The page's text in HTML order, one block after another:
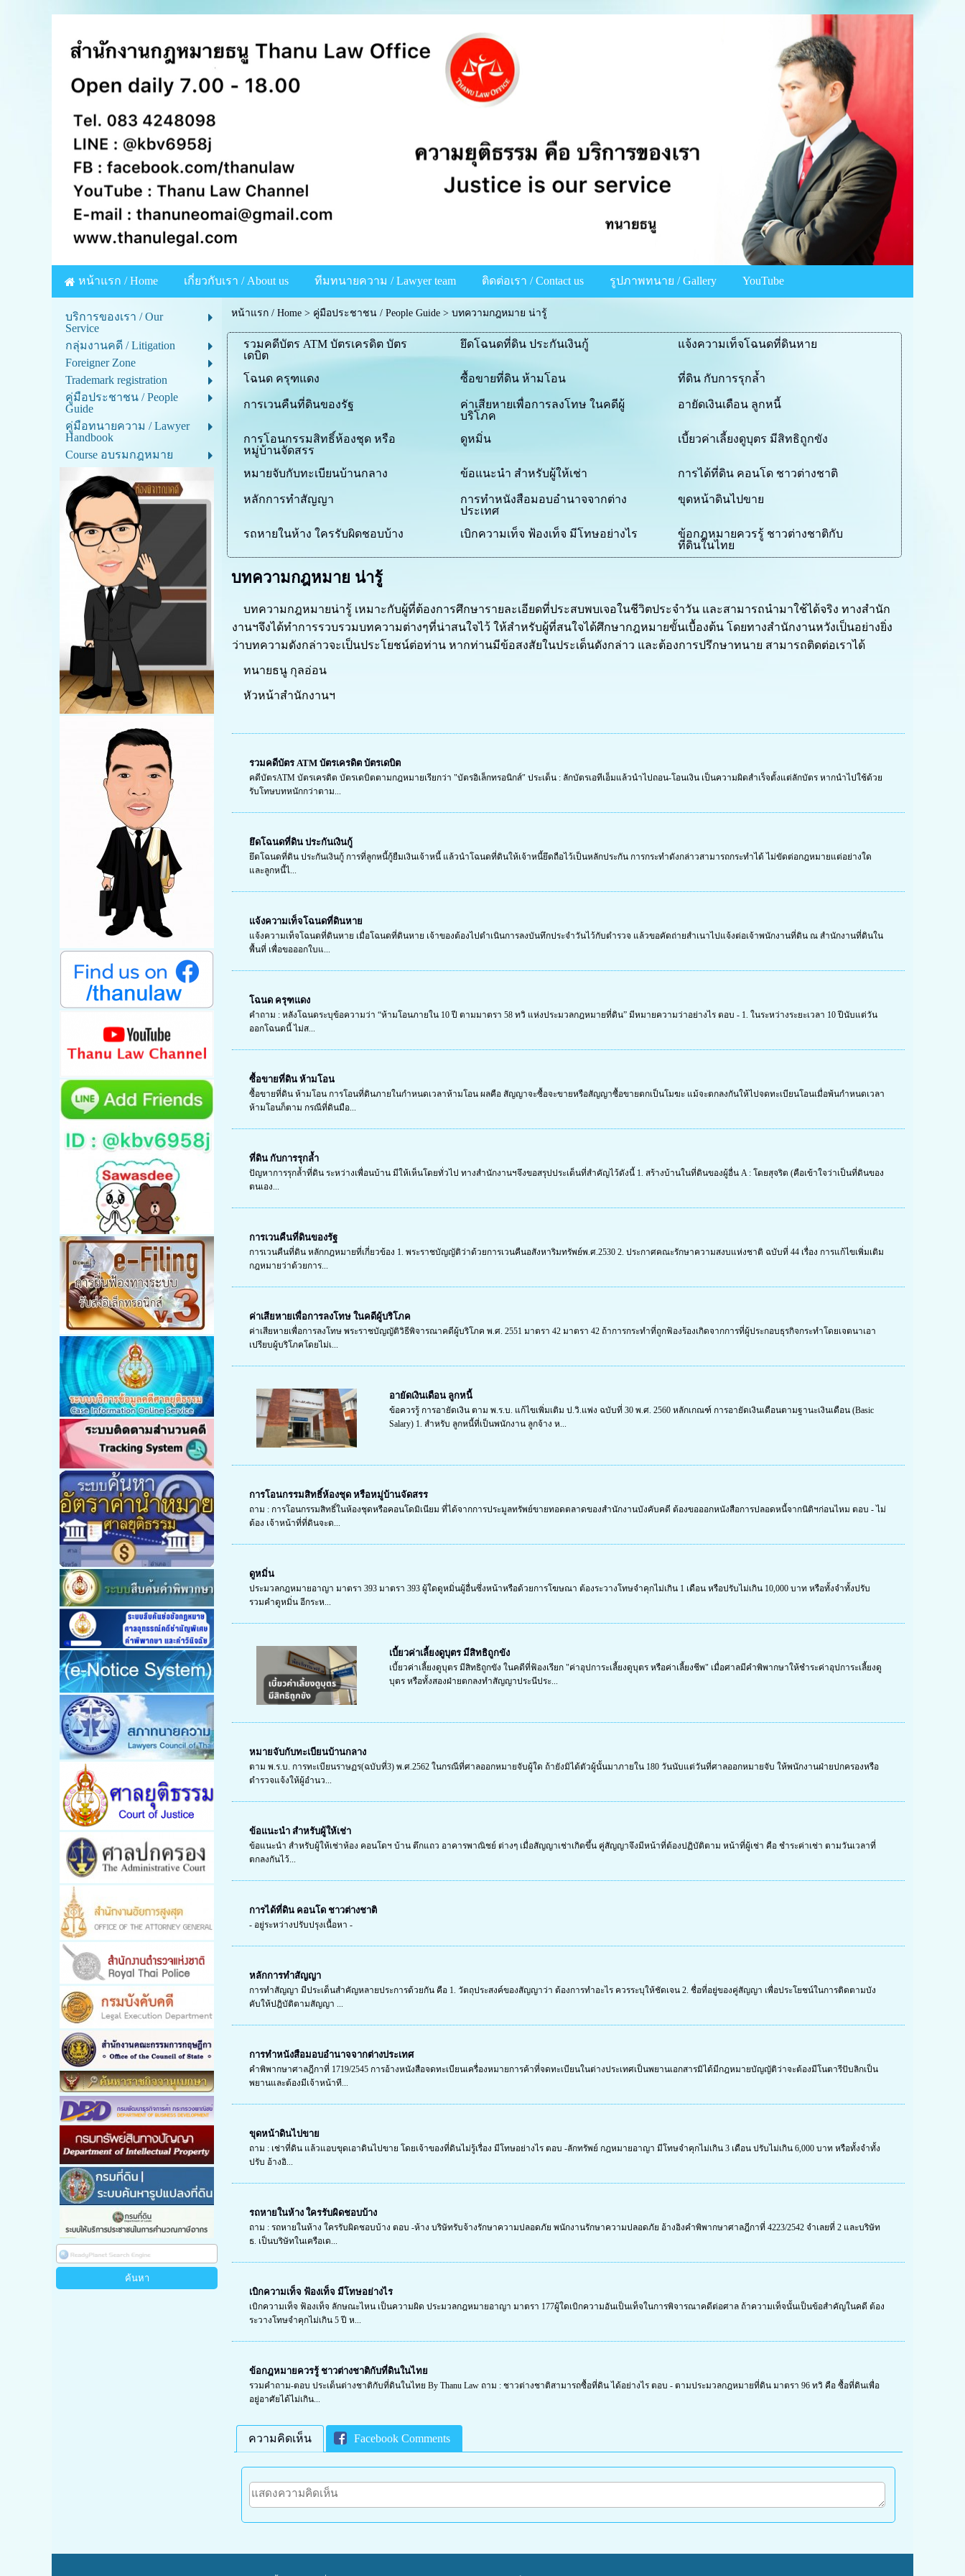
หน้าแรก / Home เกี่ยวกับเรา / About us ทีมทนายความ / Lawyer team ติดต่อเรา / Contact us รูปภาพทนาย / Gallery YouTube
บริการของเรา / Our
Service
กลุ่มงานคดี / Litigation
Foreigner Zone
Trademark registration
คู่มือประชาชน / People
Guide
คู่มือทนายความ / Lawyer
Handbook
Course อบรมกฎหมาย
หน้าแรก / Home> คู่มือประชาชน / People Guide> บทความกฎหมาย น่ารู้
รวมคดีบัตร ATM บัตรเครดิต บัตร
เดบิต
ยึดโฉนดที่ดิน ประกันเงินกู้ แจ้งความเท็จโฉนดที่ดินหาย
โฉนด ครุฑแดง ซื้อขายที่ดิน ห้ามโอน ที่ดิน กับการรุกล้ำ
การเวนคืนที่ดินของรัฐ
ค่าเสียหายเพื่อการลงโทษ ในคดีผู้
บริโภค
อายัดเงินเดือน ลูกหนี้
การโอนกรรมสิทธิ์ห้องชุด หรือ
หมู่บ้านจัดสรร
ดูหมิ่น เบี้ยวค่าเลี้ยงดูบุตร มีสิทธิถูกขัง
หมายจับกับทะเบียนบ้านกลาง ข้อแนะนำ สำหรับผู้ให้เช่า การได้ที่ดิน คอนโด ชาวต่างชาติ
หลักการทำสัญญา
การทำหนังสือมอบอำนาจจากต่าง
ประเทศ
ขุดหน้าดินไปขาย
รถหายในห้าง ใครรับผิดชอบบ้าง เบิกความเท็จ ฟ้องเท็จ มีโทษอย่างไร
ข้อกฎหมายควรรู้ ชาวต่างชาติกับ
ที่ดินในไทย
บทความกฎหมาย น่ารู้
บทความกฎหมายน่ารู้ เหมาะกับผู้ที่ต้องการศึกษารายละเอียดที่ประสบพบเจอในชีวิตประจำวัน และสามารถนำมาใช้ได้จริง ทางสำนัก
งานฯจึงได้ทำการรวบรวมบทความต่างๆที่น่าสนใจไว้ ให้สำหรับผู้ที่สนใจได้ศึกษากฎหมายขั้นเบื้องต้น โดยทางสำนักงานหวังเป็นอย่างยิ่ง
ว่าบทความดังกล่าวจะเป็นประโยชน์ต่อท่าน หากท่านมีข้อสงสัยในประเด็นดังกล่าว และต้องการปรึกษาทนาย สามารถติดต่อเราได้
ทนายธนู กุลอ่อน
หัวหน้าสำนักงานฯ
รวมคดีบัตร ATM บัตรเครดิต บัตรเดบิต
คดีบัตรATM บัตรเครดิต บัตรเดบิตตามกฎหมายเรียกว่า "บัตรอิเล็กทรอนิกส์" ประเด็น : ลักบัตรเอทีเอ็มแล้วนำไปถอน-โอนเงิน เป็นความผิดสำเร็จตั้งแต่ลักบัตร หากนำไปใช้ด้วย
รับโทษบทหนักกว่าตาม...
ยึดโฉนดที่ดิน ประกันเงินกู้
ยึดโฉนดที่ดิน ประกันเงินกู้ การที่ลูกหนี้กู้ยืมเงินเจ้าหนี้ แล้วนำโฉนดที่ดินให้เจ้าหนี้ยึดถือไว้เป็นหลักประกัน การกระทำดังกล่าวสามารถกระทำได้ ไม่ขัดต่อกฎหมายแต่อย่างใด
และลูกหนี้ไ...
แจ้งความเท็จโฉนดที่ดินหาย
แจ้งความเท็จโฉนดที่ดินหาย เมื่อโฉนดที่ดินหาย เจ้าของต้องไปดำเนินการลงบันทึกประจำวันไว้กับตำรวจ แล้วขอคัดถ่ายสำเนาไปแจ้งต่อเจ้าพนักงานที่ดิน ณ สำนักงานที่ดินใน
พื้นที่ เพื่อขอออกใบแ...
โฉนด ครุฑแดง
คำถาม : หลังโฉนดระบุข้อความว่า “ห้ามโอนภายใน 10 ปี ตามมาตรา 58 ทวิ แห่งประมวลกฎหมายที่ดิน” มีหมายความว่าอย่างไร ตอบ - 1. ในระหว่างระยะเวลา 10 ปีนับแต่วัน
ออกโฉนดนี้ ไม่ส...
ซื้อขายที่ดิน ห้ามโอน
ซื้อขายที่ดิน ห้ามโอน การโอนที่ดินภายในกำหนดเวลาห้ามโอน ผลคือ สัญญาจะซื้อจะขายหรือสัญญาซื้อขายตกเป็นโมฆะ แม้จะตกลงกันให้ไปจดทะเบียนโอนเมื่อพ้นกำหนดเวลา
ห้ามโอนก็ตาม กรณีที่ดินมือ...
ที่ดิน กับการรุกล้ำ
ปัญหาการรุกล้ำที่ดิน ระหว่างเพื่อนบ้าน มีให้เห็นโดยทั่วไป ทางสำนักงานฯจึงขอสรุปประเด็นที่สำคัญไว้ดังนี้ 1. สร้างบ้านในที่ดินของผู้อื่น A : โดยสุจริต (คือเข้าใจว่าเป็นที่ดินของ
ตนเอง...
การเวนคืนที่ดินของรัฐ
การเวนคืนที่ดิน หลักกฎหมายที่เกี่ยวข้อง 1. พระราชบัญญัติว่าด้วยการเวนคืนอสังหาริมทรัพย์พ.ศ.2530 2. ประกาศคณะรักษาความสงบแห่งชาติ ฉบับที่ 44 เรื่อง การแก้ไขเพิ่มเติม
กฎหมายว่าด้วยการ...
ค่าเสียหายเพื่อการลงโทษ ในคดีผู้บริโภค
ค่าเสียหายเพื่อการลงโทษ พระราชบัญญัติวิธีพิจารณาคดีผู้บริโภค พ.ศ. 2551 มาตรา 42 มาตรา 42 ถ้าการกระทำที่ถูกฟ้องร้องเกิดจากการที่ผู้ประกอบธุรกิจกระทำโดยเจตนาเอา
เปรียบผู้บริโภคโดยไม่เ...
อายัดเงินเดือน ลูกหนี้
ข้อควรรู้ การอายัดเงิน ตาม พ.ร.บ. แก้ไขเพิ่มเติม ป.วิ.แพ่ง ฉบับที่ 30 พ.ศ. 2560 หลักเกณฑ์ การอายัดเงินเดือนตามฐานะเงินเดือน (Basic
Salary) 1. สำหรับ ลูกหนี้ที่เป็นพนักงาน ลูกจ้าง ห...
การโอนกรรมสิทธิ์ห้องชุด หรือหมู่บ้านจัดสรร
ถาม : การโอนกรรมสิทธิ์ในห้องชุดหรือคอนโดมิเนียม ที่ได้จากการประมูลทรัพย์ขายทอดตลาดของสำนักงานบังคับคดี ต้องขอออกหนังสือการปลอดหนี้จากนิติฯก่อนไหม ตอบ - ไม่
ต้อง เจ้าหน้าที่ที่ดินจะด...
ดูหมิ่น
ประมวลกฎหมายอาญา มาตรา 393 มาตรา 393 ผู้ใดดูหมิ่นผู้อื่นซึ่งหน้าหรือด้วยการโฆษณา ต้องระวางโทษจำคุกไม่เกิน 1 เดือน หรือปรับไม่เกิน 10,000 บาท หรือทั้งจำทั้งปรับ
รวมคำดูหมิ่น อีกระห...
เบี้ยวค่าเลี้ยงดูบุตร มีสิทธิถูกขัง
เบี้ยวค่าเลี้ยงดูบุตร มีสิทธิถูกขัง ในคดีที่ฟ้องเรียก "ค่าอุปการะเลี้ยงดูบุตร หรือค่าเลี้ยงชีพ" เมื่อศาลมีคำพิพากษาให้ชำระค่าอุปการะเลี้ยงดู
บุตร หรือทั้งสองฝ่ายตกลงทำสัญญาประนีประ...
หมายจับกับทะเบียนบ้านกลาง
ตาม พ.ร.บ. การทะเบียนราษฏร(ฉบับที่3) พ.ศ.2562 ในกรณีที่ศาลออกหมายจับผู้ใด ถ้ายังมิได้ตัวผู้นั้นมาภายใน 180 วันนับแต่วันที่ศาลออกหมายจับ ให้พนักงานฝ่ายปกครองหรือ
ตำรวจแจ้งให้ผู้อำนว...
ข้อแนะนำ สำหรับผู้ให้เช่า
ข้อแนะนำ สำหรับผู้ให้เช่าห้อง คอนโดฯ บ้าน ตึกแถว อาคารพาณิชย์ ต่างๆ เมื่อสัญญาเช่าเกิดขึ้น คู่สัญญาจึงมีหน้าที่ต้องปฏิบัติตาม หน้าที่ผู้เช่า คือ ชำระค่าเช่า ตามวันเวลาที่
ตกลงกันไว้...
การได้ที่ดิน คอนโด ชาวต่างชาติ
- อยู่ระหว่างปรับปรุงเนื้อหา -
หลักการทำสัญญา
การทำสัญญา มีประเด็นสำคัญหลายประการด้วยกัน คือ 1. วัตถุประสงค์ของสัญญาว่า ต้องการทำอะไร ควรระบุให้ชัดเจน 2. ชื่อที่อยู่ของคู่สัญญา เพื่อประโยชน์ในการติดตามบัง
คับให้ปฎิบัติตามสัญญา ...
การทำหนังสือมอบอำนาจจากต่างประเทศ
คำพิพากษาศาลฎีกาที่ 1719/2545 การอ้างหนังสือจดทะเบียนเครื่องหมายการค้าที่จดทะเบียนในต่างประเทศเป็นพยานเอกสารมิได้มีกฎหมายบัญญัติว่าจะต้องมีโนตารีปับลิกเป็น
พยานและต้องมีเจ้าหน้าที...
ขุดหน้าดินไปขาย
ถาม : เช่าที่ดิน แล้วแอบขุดเอาดินไปขาย โดยเจ้าของที่ดินไม่รู้เรื่อง มีโทษอย่างไร ตอบ -ลักทรัพย์ กฎหมายอาญา มีโทษจำคุกไม่เกิน 3 เดือน ปรับไม่เกิน 6,000 บาท หรือทั้งจำทั้ง
ปรับ อ้างอิ...
รถหายในห้าง ใครรับผิดชอบบ้าง
ถาม : รถหายในห้าง ใครรับผิดชอบบ้าง ตอบ -ห้าง บริษัทรับจ้างรักษาความปลอดภัย พนักงานรักษาความปลอดภัย อ้างอิงคำพิพากษาศาลฎีกาที่ 4223/2542 จำเลยที่ 2 และบริษัท
ธ. เป็นบริษัทในเครือเด...
เบิกความเท็จ ฟ้องเท็จ มีโทษอย่างไร
เบิกความเท็จ ฟ้องเท็จ ลักษณะไหน เป็นความผิด ประมวลกฎหมายอาญา มาตรา 177ผู้ใดเบิกความอันเป็นเท็จในการพิจารณาคดีต่อศาล ถ้าความเท็จนั้นเป็นข้อสำคัญในคดี ต้อง
ระวางโทษจำคุกไม่เกิน 5 ปี ห...
ข้อกฎหมายควรรู้ ชาวต่างชาติกับที่ดินในไทย
รวมคำถาม-ตอบ ประเด็นต่างชาติกับที่ดินในไทย By Thanu Law ถาม : ชาวต่างชาติสามารถซื้อที่ดิน ได้อย่างไร ตอบ - ตามประมวลกฎหมายที่ดิน มาตรา 96 ทวิ คือ ซื้อที่ดินเพื่อ
อยู่อาศัยได้ไม่เกิน...
ความคิดเห็น Facebook Comments